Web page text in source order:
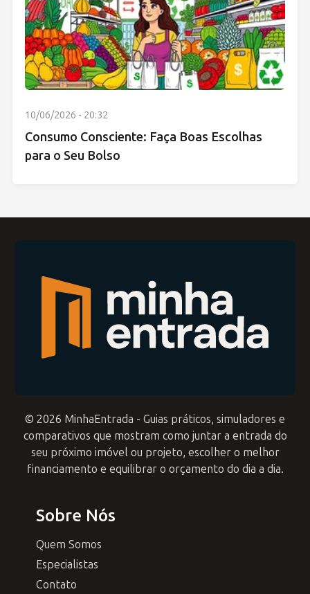
10/06/2026 - 20:32
Consumo Consciente: Faça Boas Escolhas
para o Seu Bolso
© 2026 MinhaEntrada - Guias práticos, simuladores e
comparativos que mostram como juntar a entrada do
seu próximo imóvel ou projeto, escolher o melhor
financiamento e equilibrar o orçamento do dia a dia.
Sobre Nós
Quem Somos
Especialistas
Contato